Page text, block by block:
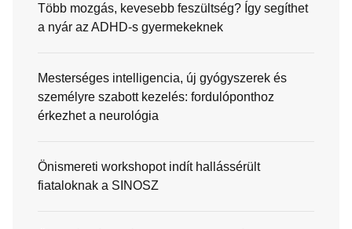
Több mozgás, kevesebb feszültség? Így segíthet
a nyár az ADHD-s gyermekeknek
Mesterséges intelligencia, új gyógyszerek és
személyre szabott kezelés: fordulóponthoz
érkezhet a neurológia
Önismereti workshopot indít hallássérült
fiataloknak a SINOSZ